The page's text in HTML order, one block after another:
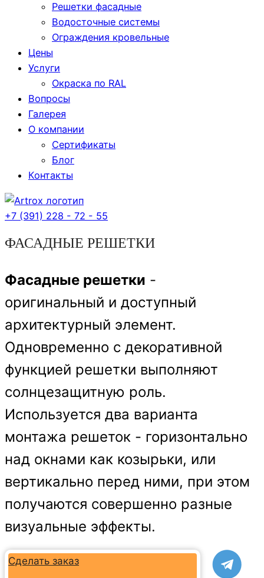
Решетки фасадные
Водосточные системы
Ограждения кровельные
Цены
Услуги
Окраска по RAL
Вопросы
Галерея
О компании
Сертификаты
Блог
Контакты
+7 (391) 228 - 72 - 55
ФАСАДНЫЕ РЕШЕТКИ
Фасадные решетки -
оригинальный и доступный
архитектурный элемент.
Одновременно с декоративной
функцией решетки выполняют
солнцезащитную роль.
Используется два варианта
монтажа решеток - горизонтально
над окнами как козырьки, или
вертикально перед ними, при этом
получаются совершенно разные
визуальные эффекты.
Сделать заказ